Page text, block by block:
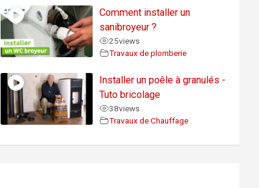
Comment installer un
sanibroyeur ?
25views
Travaux de plomberie
Installer un poêle à granulés -
Tuto bricolage
38views
Travaux de Chauffage